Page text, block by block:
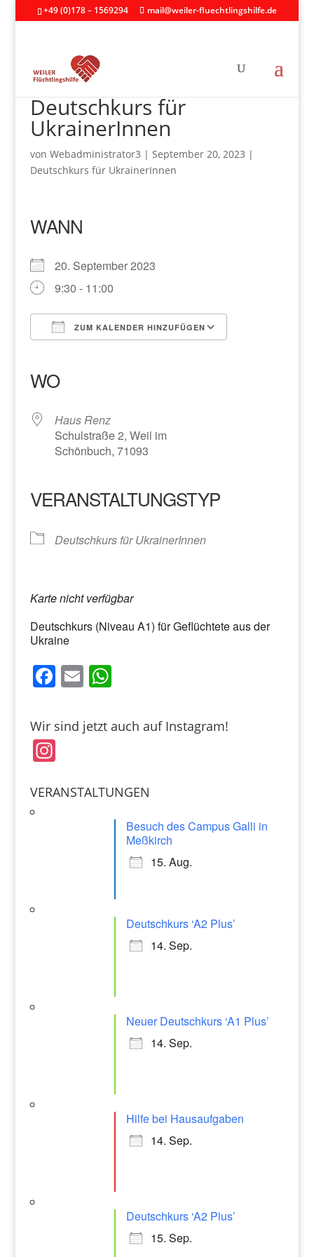
+49 (0)178 – 1569294 mail@weiler-fluechtlingshilfe.de
Deutschkurs für
UkrainerInnen
von Webadministrator3 | September 20, 2023 |
Deutschkurs für UkrainerInnen
WANN
20. September 2023
9:30 - 11:00
ZUM KALENDER HINZUFÜGEN
WO
Haus Renz
Schulstraße 2, Weil im
Schönbuch, 71093
VERANSTALTUNGSTYP
Deutschkurs für UkrainerInnen
Karte nicht verfügbar
Deutschkurs (Niveau A1) für Geflüchtete aus der
Ukraine
F
c
e
b
o
E
ai
l
W
at
p
Wir sind jetzt auch auf Instagram!
In
a
VERANSTALTUNGEN
Besuch des Campus Galli in
Meßkirch
15. Aug.
Deutschkurs ‘A2 Plus’
14. Sep.
Neuer Deutschkurs ‘A1 Plus’
14. Sep.
Hilfe bei Hausaufgaben
14. Sep.
Deutschkurs ‘A2 Plus’
15. Sep.